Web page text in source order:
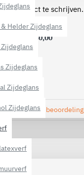
Helder Zijdeglans
Zijdeglans
Zijdeglans
Zijdeglans
dit product te schrijven.
VANAF € 40,00
-Geef beoordeling